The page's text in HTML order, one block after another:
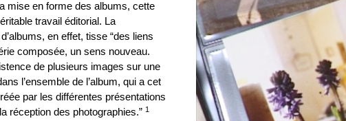
mise en forme des albums, cette
travail éditorial. La
en effet, tisse “des liens
composée, un sens nouveau.
de plusieurs images sur une
l’ensemble de l’album, qui a cet
par les différentes présentations
réception des photographies.” 1